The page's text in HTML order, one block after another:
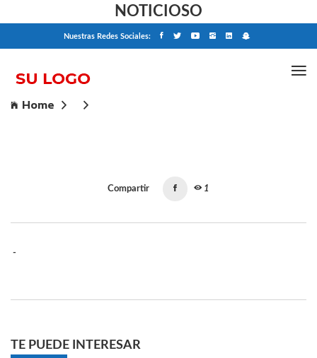
NOTICIOSO
Nuestras Redes Sociales:
Home
Compartir 1
-
TE PUEDE INTERESAR